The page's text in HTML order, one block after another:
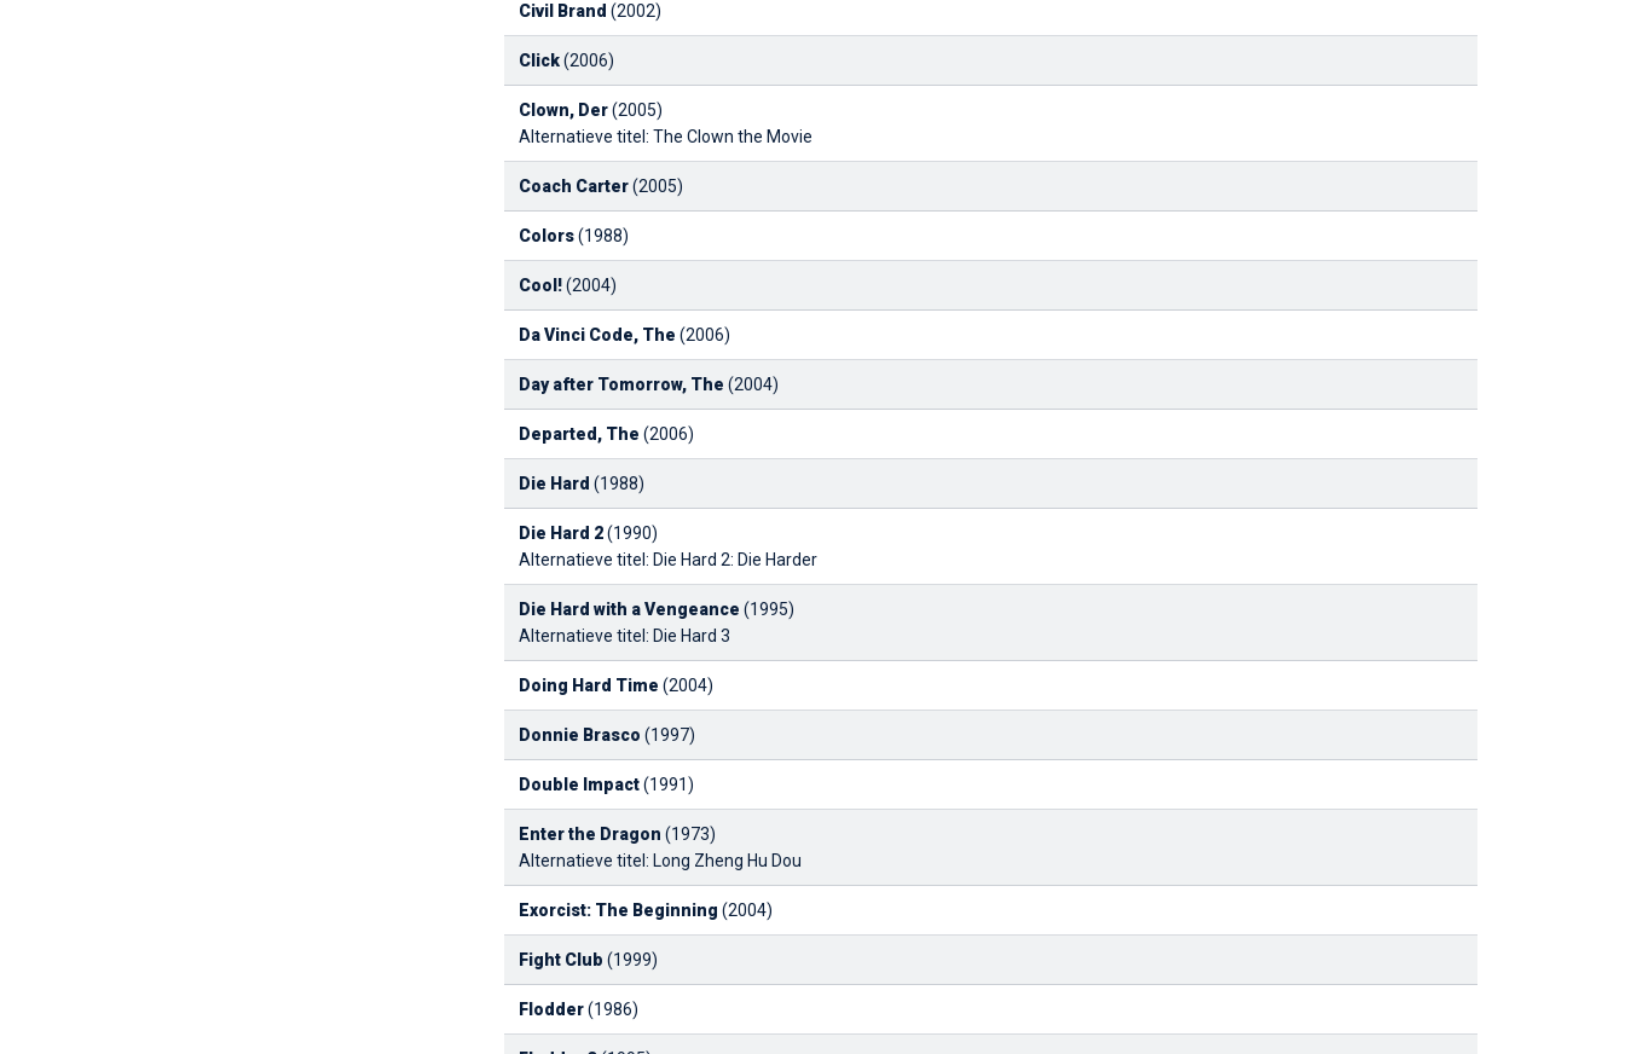
Civil Brand (2002)
Click(2006)
Clown, Der(2005)
Alternatieve titel: The Clown the Movie
Coach Carter(2005)
Colors(1988)
Cool!(2004)
Da Vinci Code, The (2006)
Day after Tomorrow, The (2004)
Departed, The (2006)
Die Hard (1988)
Die Hard 2(1990)
Alternatieve titel: Die Hard 2: Die Harder
Die Hard with a Vengeance (1995)
Alternatieve titel: Die Hard 3
Doing Hard Time (2004)
Donnie Brasco (1997)
Double Impact(1991)
Enter the Dragon (1973)
Alternatieve titel: Long Zheng Hu Dou
Exorcist: The Beginning (2004)
Fight Club (1999)
Flodder(1986)